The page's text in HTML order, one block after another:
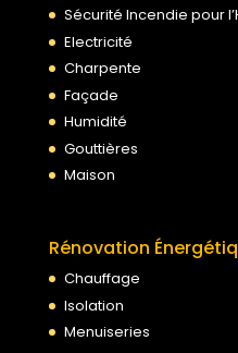
Sécurité Incendie pour
Electricité
Charpente
Façade
Humidité
Gouttières
Maison
Rénovation
Chauffage
Isolation
Menuiseries